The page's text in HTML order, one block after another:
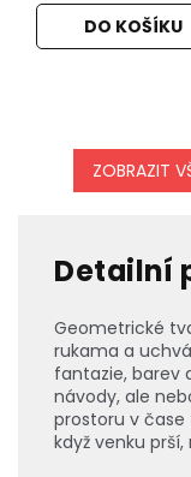
DO KOŠÍKU
ZOBRAZIT
Detailní
Geometrické
rukama a
fantazie, barev
návody, ale
prostoru v čase
když venku